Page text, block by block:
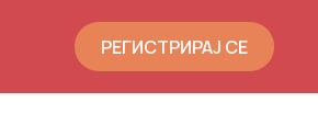
РЕГИСТРИРАЈ СЕ